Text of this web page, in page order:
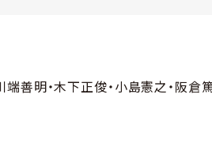
端善明・木下正俊・小島憲之・阪倉